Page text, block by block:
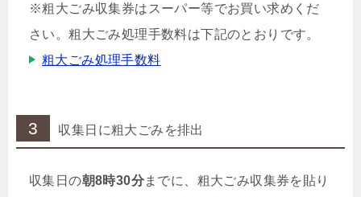
※粗大ごみ収集券はスーパー等でお買い求めくだ
さい。粗大ごみ処理手数料は下記のとおりです。
粗大ごみ処理手数料
3 収集日に粗大ごみを排出
収集日の朝8時30分までに、粗大ごみ収集券を貼り